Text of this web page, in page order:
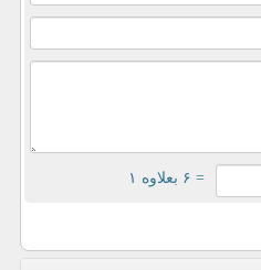
= ۶ بعلاوه ۱